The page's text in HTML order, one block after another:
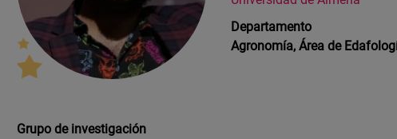
Departamento
Agronomía, Área de
Grupo de investigación